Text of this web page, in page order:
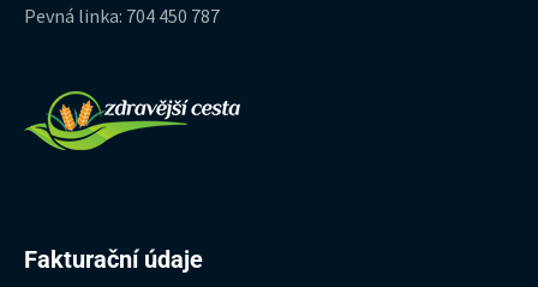
Pevná linka: 704 450 787
Fakturační údaje